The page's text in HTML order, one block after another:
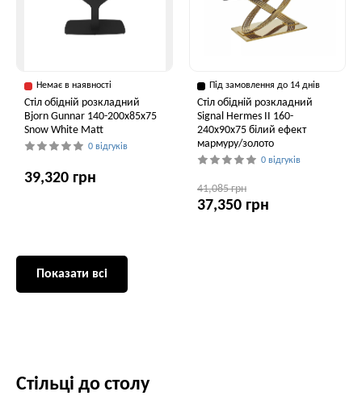
Немає в наявності
Стіл обідній розкладний
Bjorn Gunnar 140-200х85х75
Snow White Matt
0 відгуків
39,320 грн
Під замовлення до 14 днів
Стіл обідній розкладний
Signal Hermes II 160-
240x90x75 білий ефект
мармуру/золото
0 відгуків
41,085 грн
37,350 грн
Показати всі
Стільці до столу